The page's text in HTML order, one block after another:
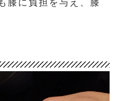
膝に負担を与え、膝